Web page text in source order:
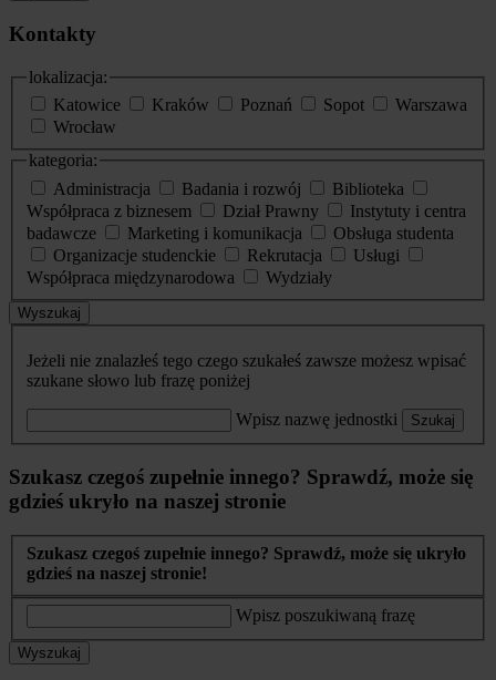
Kontakty
lokalizacja:
Katowice
Kraków Poznań Sopot
Warszawa
Wrocław
kategoria:
Administracja
Badania i rozwój
Biblioteka
Współpraca z biznesem
Dział Prawny
Instytuty i centra
badawcze
Marketing i komunikacja
Obsługa studenta
Organizacje studenckie
Rekrutacja
Usługi
Współpraca międzynarodowa
Wydziały
Wyszukaj
Jeżeli nie znalazłeś tego czego szukałeś zawsze możesz wpisać
szukane słowo lub frazę poniżej
Wpisz nazwę jednostki Szukaj
Szukasz czegoś zupełnie innego? Sprawdź, może się
gdzieś ukryło na naszej stronie
Szukasz czegoś zupełnie innego? Sprawdź, może się ukryło
gdzieś na naszej stronie!
Wpisz poszukiwaną frazę
Wyszukaj